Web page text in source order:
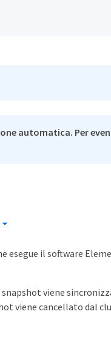
automatica. Per
esegue il software
viene
viene cancellato dal